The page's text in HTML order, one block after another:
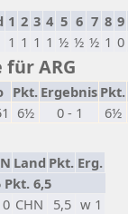
1 2 3 4 5 6 7 8 9
1 1 1 1 ½ ½ ½ 1 0
ARG
Pkt. Ergebnis Pkt.
6½ 0 - 1 6½
Land Pkt. Erg.
Pkt. 6,5
0 CHN 5,5 w 1